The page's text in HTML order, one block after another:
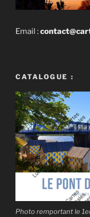
Email :
CATALOGUE :
Photo remportant le